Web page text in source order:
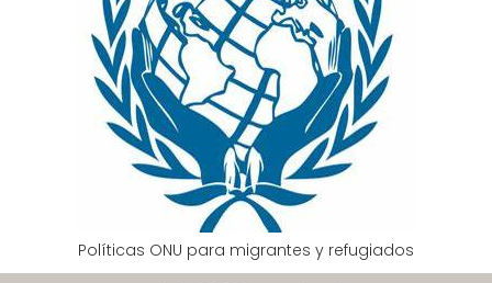
Políticas ONU para migrantes y refugiados